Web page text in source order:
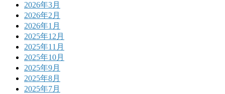
2026年3月
2026年2月
2026年1月
2025年12月
2025年11月
2025年10月
2025年9月
2025年8月
2025年7月